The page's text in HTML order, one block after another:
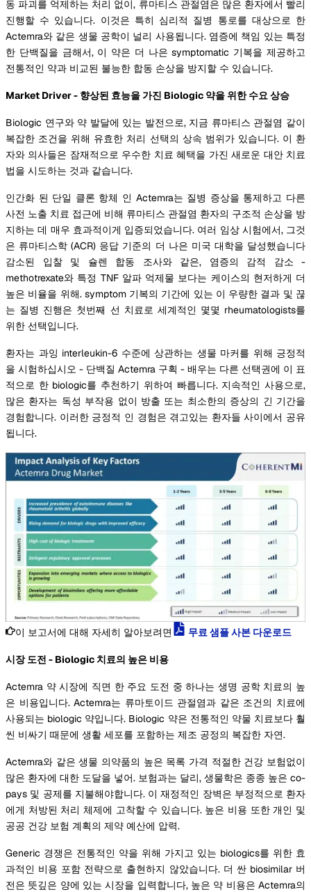
동 파괴를 억제하는 처리 없이, 류마티스 관절염은 많은 환자에서 빨리
진행할 수 있습니다. 이것은 특히 심리적 질병 통로를 대상으로 한
Actemra와 같은 생물 공학이 널리 사용됩니다. 염증에 책임 있는 특정
한 단백질을 금해서, 이 약은 더 나은 symptomatic 기복을 제공하고
전통적인 약과 비교된 불능한 합동 손상을 방지할 수 있습니다.
Market Driver - 향상된 효능을 가진 Biologic 약을 위한 수요 상승
Biologic 연구와 약 발달에 있는 발전으로, 지금 류마티스 관절염 같이
복잡한 조건을 위해 유효한 처리 선택의 상속 범위가 있습니다. 이 환
자와 의사들은 잠재적으로 우수한 치료 혜택을 가진 새로운 대안 치료
법을 시도하는 것과 같습니다.
인간화 된 단일 클론 항체 인 Actemra는 질병 증상을 통제하고 다른
사전 노출 치료 접근에 비해 류마티스 관절염 환자의 구조적 손상을 방
지하는 데 매우 효과적이게 입증되었습니다. 여러 임상 시험에서, 그것
은 류마티스학 (ACR) 응답 기준의 더 나은 미국 대학을 달성했습니다
감소된 입찰 및 슐렌 합동 조사와 같은, 염증의 감적 감소 -
methotrexate와 특정 TNF 알파 억제물 보다는 케이스의 현저하게 더
높은 비율을 위해. symptom 기복의 기간에 있는 이 우량한 결과 및 끊
는 질병 진행은 첫번째 선 치료로 세계적인 몇몇 rheumatologists를
위한 선택입니다.
환자는 과잉 interleukin-6 수준에 상관하는 생물 마커를 위해 긍정적
을 시험하십시오 - 단백질 Actemra 구획 - 배우는 다른 선택권에 이 표
적으로 한 biologic를 추천하기 위하여 빠릅니다. 지속적인 사용으로,
많은 환자는 독성 부작용 없이 방출 또는 최소한의 증상의 긴 기간을
경험합니다. 이러한 긍정적 인 경험은 겪고있는 환자들 사이에서 공유
됩니다.
이 보고서에 대해 자세히 알아보려면 무료 샘플 사본 다운로드
시장 도전 - Biologic 치료의 높은 비용
Actemra 약 시장에 직면 한 주요 도전 중 하나는 생명 공학 치료의 높
은 비용입니다. Actemra는 류마토이드 관절염과 같은 조건의 치료에
사용되는 biologic 약입니다. Biologic 약은 전통적인 약물 치료보다 훨
씬 비싸기 때문에 생활 세포를 포함하는 제조 공정의 복잡한 자연.
Actemra와 같은 생물 의약품의 높은 목록 가격 적절한 건강 보험없이
많은 환자에 대한 도달을 넣어. 보험과는 달리, 생물학은 종종 높은 co-
pays 및 공제를 지불해야합니다. 이 재정적인 장벽은 부정적으로 환자
에게 처방된 처리 체제에 고착할 수 있습니다. 높은 비용 또한 개인 및
공공 건강 보험 계획의 제약 예산에 압력.
Generic 경쟁은 전통적인 약을 위해 가지고 있는 biologics를 위한 효
과적인 비용 포함 전략으로 출현하지 않았습니다. 더 싼 biosimilar 버
전은 뜻깊은 양에 있는 시장을 입력합니다, 높은 약 비용은 Actemra의